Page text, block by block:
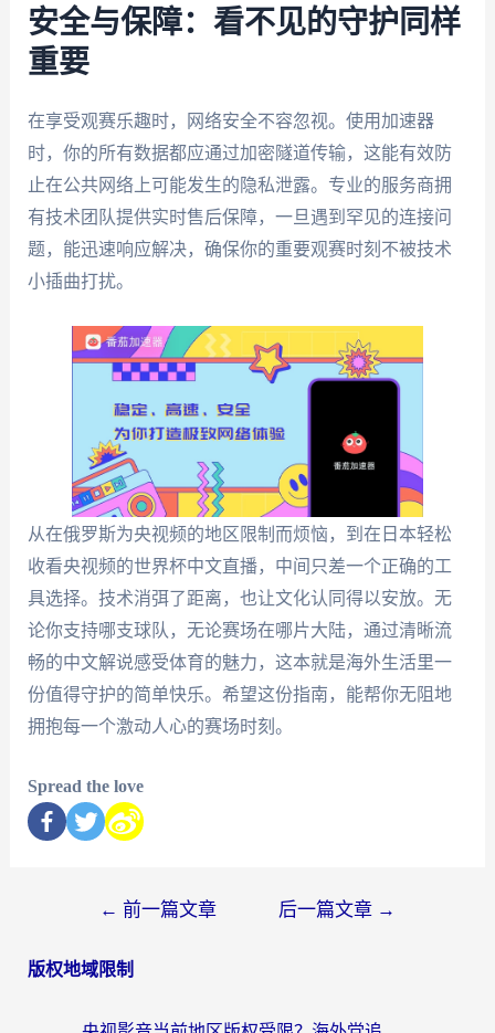
安全与保障：看不见的守护同样
重要
在享受观赛乐趣时，网络安全不容忽视。使用加速器
时，你的所有数据都应通过加密隧道传输，这能有效防
止在公共网络上可能发生的隐私泄露。专业的服务商拥
有技术团队提供实时售后保障，一旦遇到罕见的连接问
题，能迅速响应解决，确保你的重要观赛时刻不被技术
小插曲打扰。
从在俄罗斯为央视频的地区限制而烦恼，到在日本轻松
收看央视频的世界杯中文直播，中间只差一个正确的工
具选择。技术消弭了距离，也让文化认同得以安放。无
论你支持哪支球队，无论赛场在哪片大陆，通过清晰流
畅的中文解说感受体育的魅力，这本就是海外生活里一
份值得守护的简单快乐。希望这份指南，能帮你无阻地
拥抱每一个激动人心的赛场时刻。
Spread the love
← 前一篇文章 后一篇文章 →
版权地域限制